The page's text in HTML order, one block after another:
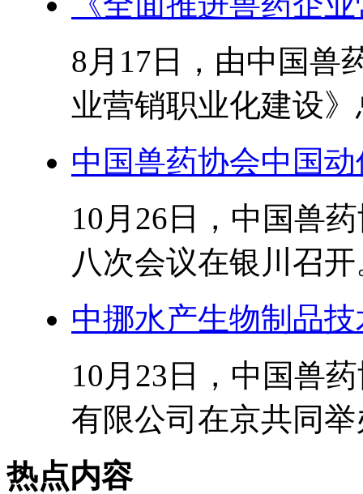
8月17日，由中国兽
业营销职业化建设
中国兽药协会中国
10月26日，中国兽
八次会议在银川召
中挪水产生物制品
10月23日，中国兽
有限公司在京共同
热点内容